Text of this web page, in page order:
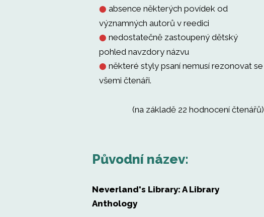
⬤ absence některých povídek od
významných autorů v reedici
⬤ nedostatečně zastoupený dětský
pohled navzdory názvu
⬤ některé styly psaní nemusí rezonovat se
všemi čtenáři.
(na základě 22 hodnocení čtenářů)
Původní název:
Neverland's Library: A Library
Anthology